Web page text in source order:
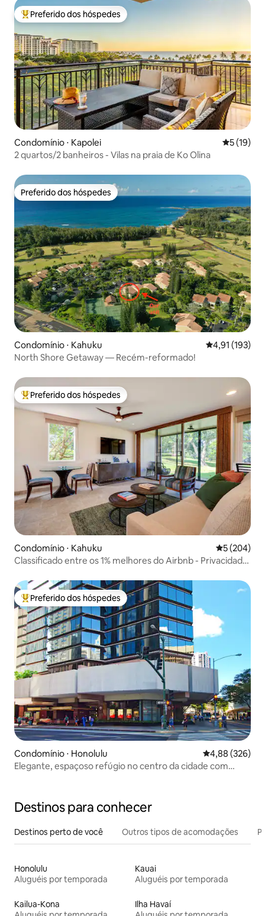
Entre os melhores preferidos dos hóspedes
Preferido dos hóspedes
Condomínio ⋅ Kapolei 5 de uma
5 (19)
2 quartos/2 banheiros - Vilas na praia de Ko Olina
Preferido dos hóspedes
Preferido dos hóspedes
Condomínio ⋅ Kahuku 4,91 de uma
4,91 (193)
North Shore Getaway — Recém-reformado!
Entre os melhores preferidos dos hóspedes
Preferido dos hóspedes
Condomínio ⋅ Kahuku 5 de uma
5 (204)
Classificado entre os 1% melhores do Airbnb - Privacidade
Entre os melhores preferidos dos hóspedes
Preferido dos hóspedes
Condomínio ⋅ Honolulu 4,88 de uma
4,88 (326)
Elegante, espaçoso refúgio no centro da cidade com
Destinos para conhecer
Destinos perto de você Outros tipos de acomodações
Honolulu
Aluguéis por temporada
Kauai
Aluguéis por temporada
Kailua-Kona
Ilha Havaí